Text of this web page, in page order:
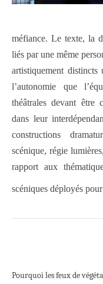
méfiance. Le texte, la
liés par une même
artistiquement
l’autonomie que
théâtrales devant être
dans leur
constructions
scénique, régie
rapport aux
scéniques déployés
Pourquoi les feux de